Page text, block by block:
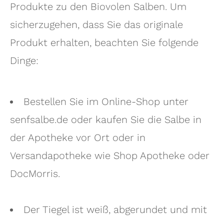
Produkte zu den Biovolen Salben. Um
sicherzugehen, dass Sie das originale
Produkt erhalten, beachten Sie folgende
Dinge:
Bestellen Sie im Online-Shop unter
senfsalbe.de oder kaufen Sie die Salbe in
der Apotheke vor Ort oder in
Versandapotheke wie Shop Apotheke oder
DocMorris.
Der Tiegel ist weiß, abgerundet und mit